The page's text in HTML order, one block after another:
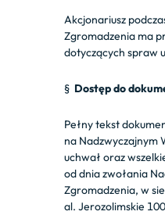
Akcjonariusz
Zgromadzenia ma
dotyczących spraw
§ Dostęp do
Pełny tekst
na Nadzwyczajnym
uchwał oraz
od dnia zwołania
Zgromadzenia, w
al. Jerozolimskie